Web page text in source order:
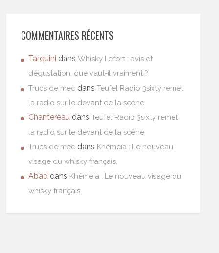
COMMENTAIRES RÉCENTS
Tarquini dansWhisky Lefort : avis et
dégustation, que vaut-il vraiment ?
Trucs de mec dansTeufel Radio 3sixty remet
la radio sur le devant de la scène
Chantereau dansTeufel Radio 3sixty remet
la radio sur le devant de la scène
Trucs de mec dans Khêmeia : Le nouveau
visage du whisky français.
Abad dans Khêmeia : Le nouveau visage du
whisky français.